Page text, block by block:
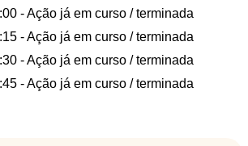
- Ação já em curso / terminada
- Ação já em curso / terminada
- Ação já em curso / terminada
- Ação já em curso / terminada